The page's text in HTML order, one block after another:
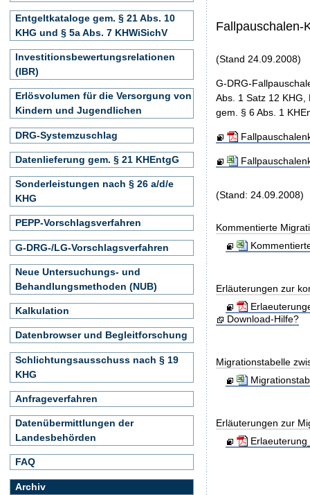
Fallpauschalen-
(Stand 24.09.2008)
G-DRG-
Abs. 1 Satz 12
gem. § 6 Abs. 1
(Stand: 24.09.2008)
Kommentierte
Erläuterungen zur
Download-Hilfe?
Migrationstabelle
Erläuterungen zur
Entgeltkataloge gem. § 21 Abs. 10
KHG und § 5a Abs. 7 KHWiSichV
Investitionsbewertungsrelationen
(IBR)
Erlösvolumen für die Versorgung von
Kindern und Jugendlichen
DRG-Systemzuschlag
Datenlieferung gem. § 21 KHEntgG
Sonderleistungen nach § 26 a/d/e
KHG
PEPP-Vorschlagsverfahren
G-DRG-/LG-Vorschlagsverfahren
Neue Untersuchungs- und
Behandlungsmethoden (NUB)
Kalkulation
Datenbrowser und Begleitforschung
Schlichtungsausschuss nach § 19
KHG
Anfrageverfahren
Datenübermittlungen der
Landesbehörden
FAQ
Archiv